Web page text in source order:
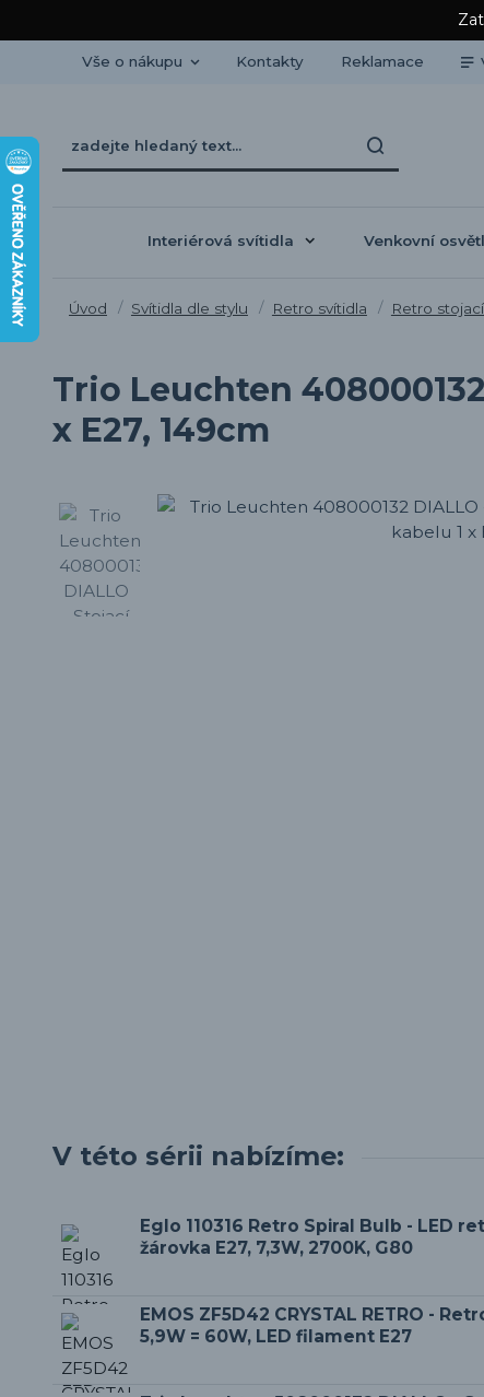
Vše o nákupu Kontakty Reklamace
Interiérová svítidla Venkovní
Úvod Svítidla dle stylu Retro svítidla Retro
Trio Leuchten
x E27, 149cm
V této sérii nabízíme:
Eglo 110316 Retro Spiral Bulb - LED
žárovka E27, 7,3W, 2700K, G80
EMOS ZF5D42 CRYSTAL RETRO -
5,9W = 60W, LED filament E27